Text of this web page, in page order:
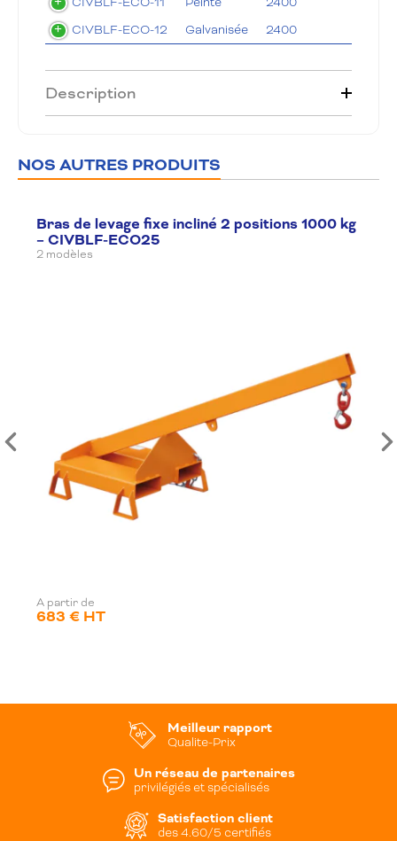
CIVBLF-ECO-12
Galvanisée 2400
Description
NOS AUTRES PRODUITS
Bras de levage fixe incliné 2 positions 1000 kg
– CIVBLF-ECO25
2 modèles
A partir de
683 € HT
Meilleur rapport
Qualite-Prix
Un réseau de partenaires
privilégiés et spécialisés
Satisfaction client
des 4.60/5 certifiés